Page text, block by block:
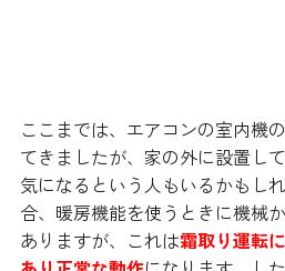
ここまでは、エアコンの室内機
てきましたが、家の外に設置し
気になるという人もいるかもし
合、暖房機能を使うときに機械
ありますが、これは霜取り運転